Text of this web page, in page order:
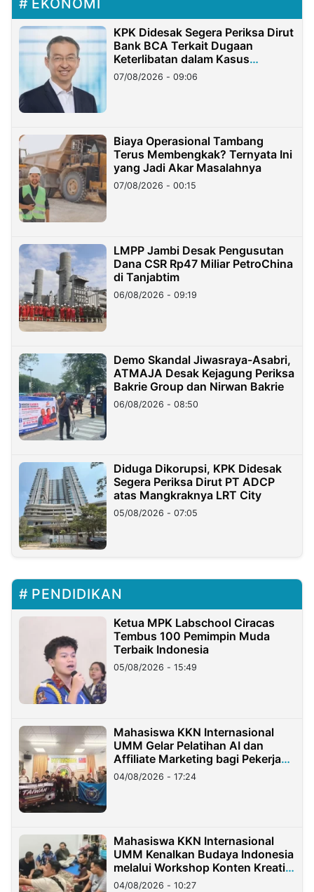
KPK Didesak Segera Periksa Dirut
Bank BCA Terkait Dugaan
Keterlibatan dalam Kasus
Hilangnya Dana Nasabah Rp2,58
Miliar
07/08/2026 - 09:06
Biaya Operasional Tambang
Terus Membengkak? Ternyata Ini
yang Jadi Akar Masalahnya
07/08/2026 - 00:15
LMPP Jambi Desak Pengusutan
Dana CSR Rp47 Miliar PetroChina
di Tanjabtim
06/08/2026 - 09:19
Demo Skandal Jiwasraya-Asabri,
ATMAJA Desak Kejagung Periksa
Bakrie Group dan Nirwan Bakrie
06/08/2026 - 08:50
Diduga Dikorupsi, KPK Didesak
Segera Periksa Dirut PT ADCP
atas Mangkraknya LRT City
05/08/2026 - 07:05
PENDIDIKAN
Ketua MPK Labschool Ciracas
Tembus 100 Pemimpin Muda
Terbaik Indonesia
05/08/2026 - 15:49
Mahasiswa KKN Internasional
UMM Gelar Pelatihan AI dan
Affiliate Marketing bagi Pekerja
Migran Indonesia di Taiwan
04/08/2026 - 17:24
Mahasiswa KKN Internasional
UMM Kenalkan Budaya Indonesia
melalui Workshop Konten Kreatif
di Taiwan
04/08/2026 - 10:27